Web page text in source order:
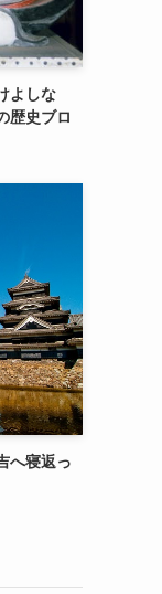
よしな
歴史ブロ
へ寝返っ